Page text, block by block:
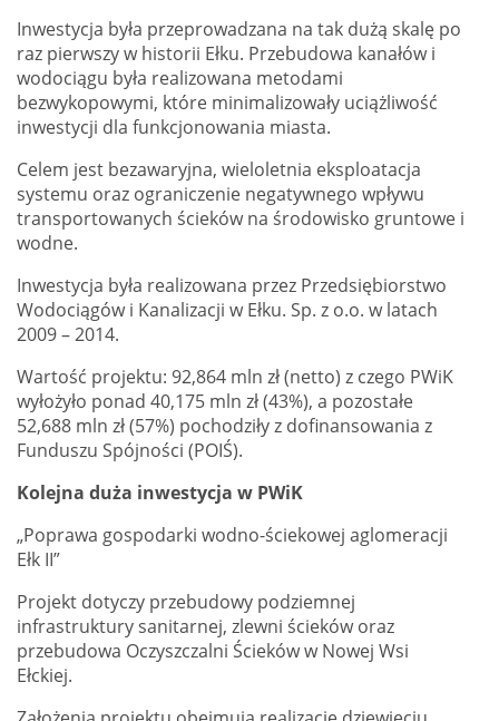
Inwestycja była przeprowadzana na tak dużą skalę po
raz pierwszy w historii Ełku. Przebudowa kanałów i
wodociągu była realizowana metodami
bezwykopowymi, które minimalizowały uciążliwość
inwestycji dla funkcjonowania miasta.
Celem jest bezawaryjna, wieloletnia eksploatacja
systemu oraz ograniczenie negatywnego wpływu
transportowanych ścieków na środowisko gruntowe i
wodne.
Inwestycja była realizowana przez Przedsiębiorstwo
Wodociągów i Kanalizacji w Ełku. Sp. z o.o. w latach
2009 – 2014.
Wartość projektu: 92,864 mln zł (netto) z czego PWiK
wyłożyło ponad 40,175 mln zł (43%), a pozostałe
52,688 mln zł (57%) pochodziły z dofinansowania z
Funduszu Spójności (POIŚ).
Kolejna duża inwestycja w PWiK
„Poprawa gospodarki wodno-ściekowej aglomeracji
Ełk II”
Projekt dotyczy przebudowy podziemnej
infrastruktury sanitarnej, zlewni ścieków oraz
przebudowa Oczyszczalni Ścieków w Nowej Wsi
Ełckiej.